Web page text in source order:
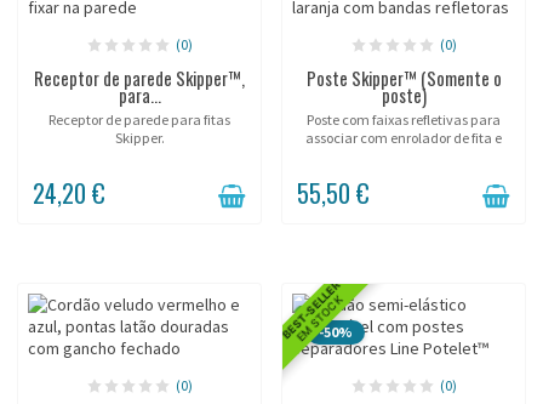
(0)
Receptor de parede Skipper™,
para...
Receptor de parede para fitas
Skipper.
24,20 €
(0)
Poste Skipper™ (Somente o
poste)
Poste com faixas refletivas para
associar com enrolador de fita e
55,50 €
(0)
BEST-SELLER
EM STOCK
-50%
(0)